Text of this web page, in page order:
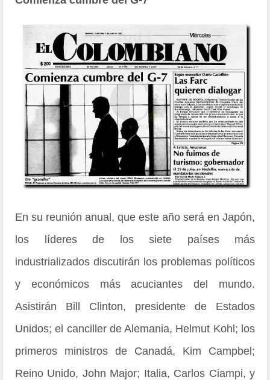
En su reunión anual, que este año será en Japón,
los líderes de los siete países más
industrializados discutirán los problemas políticos
y económicos más acuciantes del mundo.
Asistirán Bill Clinton, presidente de Estados
Unidos; el canciller de Alemania, Helmut Kohl; los
primeros ministros de Canadá, Kim Campbel;
Reino Unido, John Major; Italia, Carlos Ciampi, y